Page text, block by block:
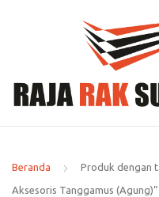
Beranda Produk dengan
Aksesoris Tanggamus (Agung)”